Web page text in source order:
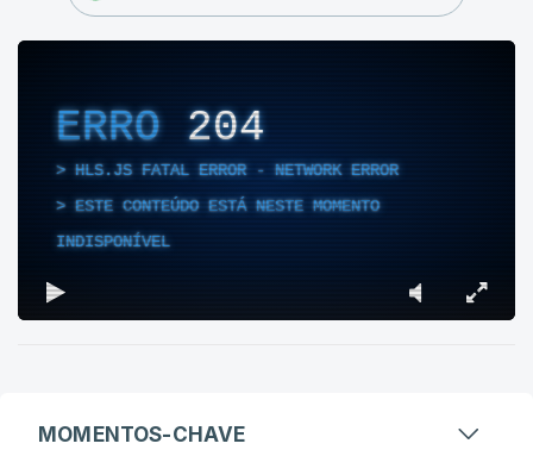
ERRO204
HLS.JS FATAL ERROR - NETWORK ERROR
ESTE CONTEÚDO ESTÁ NESTE MOMENTO
INDISPONÍVEL
MOMENTOS-CHAVE